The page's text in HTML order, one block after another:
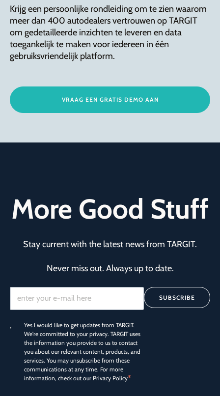
Krijg een persoonlijke rondleiding om te zien waarom
meer dan 400 autodealers vertrouwen op TARGIT
om gedetailleerde inzichten te leveren en data
toegankelijk te maken voor iedereen in één
gebruiksvriendelijk platform.
VRAAG EEN GRATIS DEMO AAN
More Good Stuff
Stay current with the latest news from TARGIT.
Never miss out. Always up to date.
Yes I would like to get updates from TARGIT.
We're committed to your privacy. TARGIT uses
the information you provide to us to contact
you about our relevant content, products, and
services. You may unsubscribe from these
communications at any time. For more
information, check out our Privacy Policy*
SUBSCRIBE